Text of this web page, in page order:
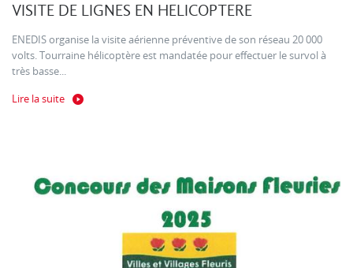
VISITE DE LIGNES EN HELICOPTERE
ENEDIS organise la visite aérienne préventive de son réseau 20 000
volts. Tourraine hélicoptère est mandatée pour effectuer le survol à
très basse...
Lire la suite